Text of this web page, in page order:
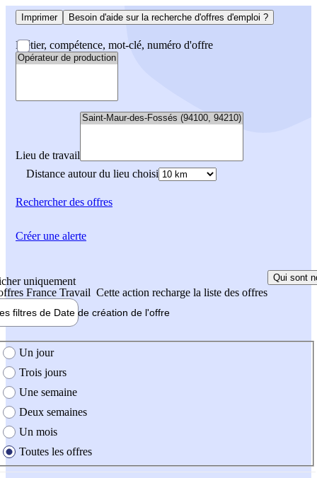
Imprimer Besoin d'aide sur la recherche d'offres d'emploi ?
Métier, compétence, mot-clé, numéro d'offre
Lieu de travail
Distance autour du lieu choisi
Rechercherdes offres
uniquement
France Travail Cette action recharge la liste des offres
Qui sont
filtres de Date de création de l'offre
création de l'offre
Un jour
Trois jours
Une semaine
Deux semaines
Un mois
Toutes les offres
Créer une alerte